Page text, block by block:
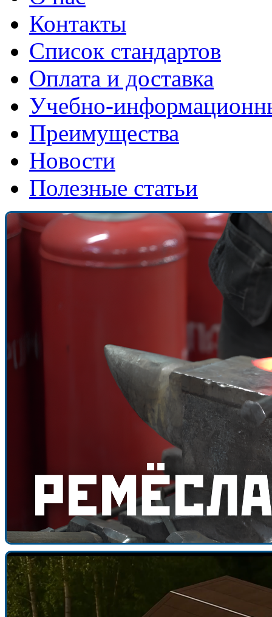
Контакты
Список стандартов
Оплата и доставка
Учебно-
Преимущества
Новости
Полезные статьи